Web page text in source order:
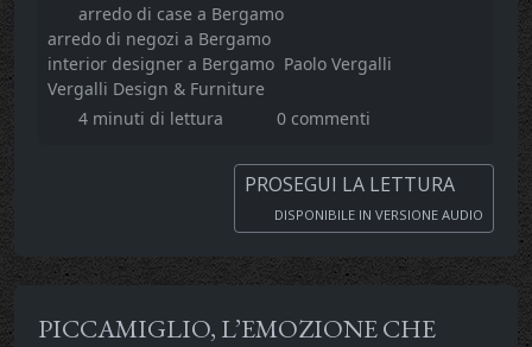
arredo di case a Bergamo
arredo di negozi a Bergamo
interior designer a Bergamo Paolo Vergalli
Vergalli Design & Furniture
4 minuti di lettura
0 commenti
PROSEGUI LA LETTURA
DISPONIBILE IN VERSIONE AUDIO
PICCAMIGLIO, L’EMOZIONE CHE